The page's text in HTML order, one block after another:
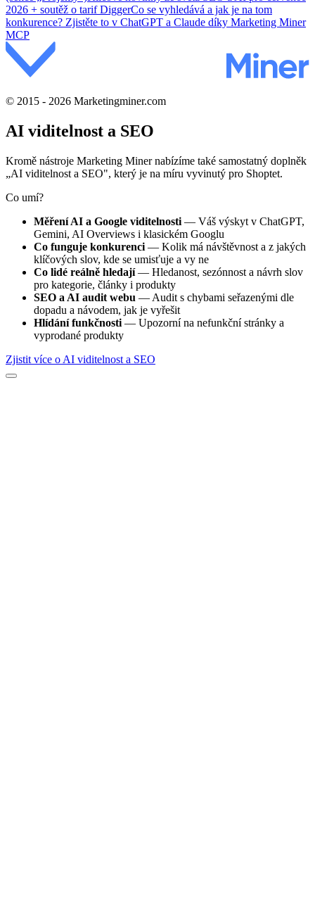
2026 + soutěž o tarif DiggerCo se vyhledává a jak je na tom
konkurence? Zjistěte to v ChatGPT a Claude díky Marketing Miner
MCP
© 2015 - 2026 Marketingminer.com
AI viditelnost a SEO
Kromě nástroje Marketing Miner nabízíme také samostatný doplněk
„AI viditelnost a SEO", který je na míru vyvinutý pro Shoptet.
Co umí?
Měření AI a Google viditelnosti — Váš výskyt v ChatGPT,
Gemini, AI Overviews i klasickém Googlu
Co funguje konkurenci — Kolik má návštěvnost a z jakých
klíčových slov, kde se umisťuje a vy ne
Co lidé reálně hledají— Hledanost, sezónnost a návrh slov
pro kategorie, články i produkty
SEO a AI audit webu — Audit s chybami seřazenými dle
dopadu a návodem, jak je vyřešit
Hlídání funkčnosti — Upozorní na nefunkční stránky a
vyprodané produkty
Zjistit více o AI viditelnost a SEO